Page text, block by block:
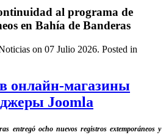
al programa de
en Bahía de Banderas
on 07 Julio 2026. Posted in
онлайн-магазины
Joomla
entregó ocho nuevos registros extemporáneos y